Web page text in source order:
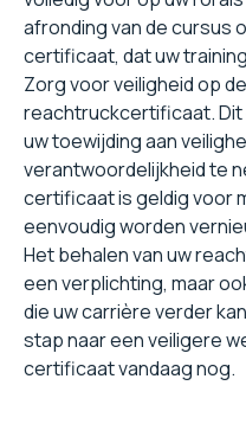
afronding van de cursus
certificaat, dat uw
Zorg voor veiligheid op
reachtruckcertificaat.
uw toewijding aan
verantwoordelijkheid te
certificaat is geldig voor
eenvoudig worden
Het behalen van uw
een verplichting, maar
die uw carrière verder
stap naar een veiligere
certificaat vandaag nog.